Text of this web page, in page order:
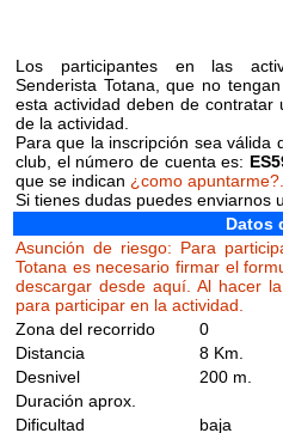
Los participantes en las
Senderista Totana, que no
esta actividad deben de
de la actividad.
Para que la inscripción sea válida
club, el número de cuenta es:
que se indican ¿como apuntarme?.
Si tienes dudas puedes enviarnos
Datos
Asunción de riesgo: Para
Totana es necesario firmar el
descargar desde aquí. Al hacer
para participar en la actividad.
Zona del recorrido
0
Distancia
8 Km.
Desnivel
200 m.
Duración aprox.
Dificultad
baja